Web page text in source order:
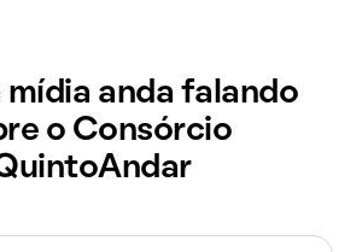
mídia anda falando
o Consórcio